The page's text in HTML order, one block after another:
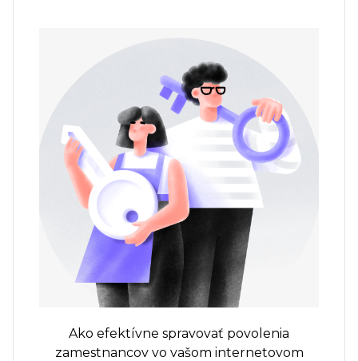
Ako efektívne spravovať povolenia
zamestnancov vo vašom internetovom